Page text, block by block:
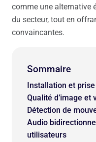
comme une alternative
du secteur, tout en
convaincantes.
Sommaire
Installation et
Qualité d’image et
Détection de
Audio
utilisateurs